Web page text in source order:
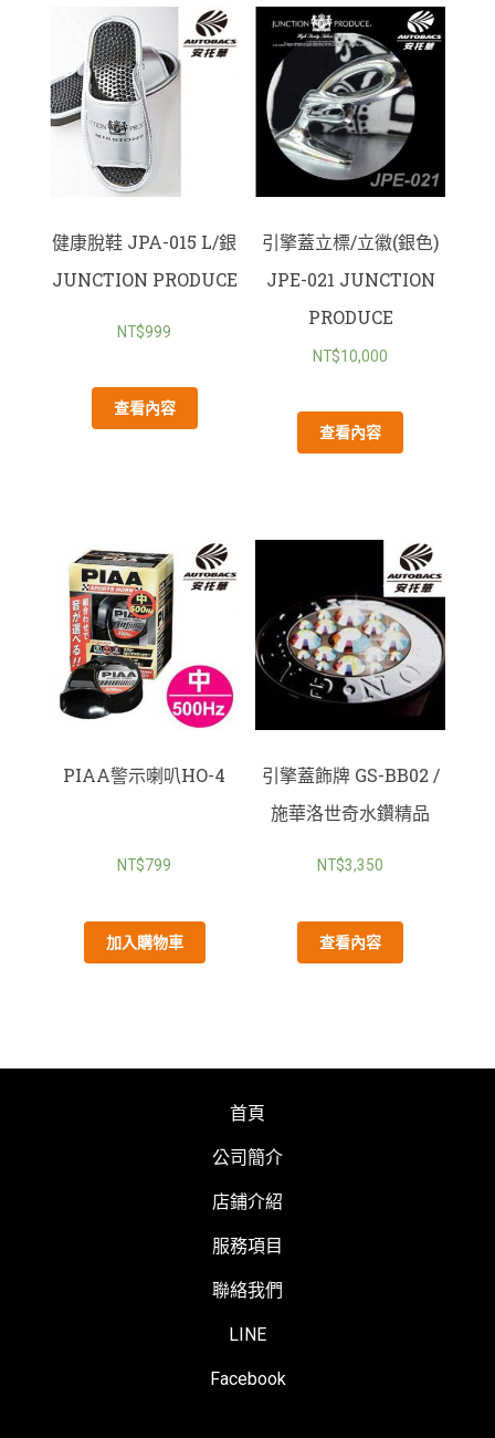
健康脫鞋 JPA-015 L/銀
JUNCTION PRODUCE
NT$999
查看內容
引擎蓋立標/立徽(銀色)
JPE-021 JUNCTION
PRODUCE
NT$10,000
查看內容
PIAA警示喇叭HO-4
NT$799
加入購物車
引擎蓋飾牌 GS-BB02 /
施華洛世奇水鑽精品
NT$3,350
查看內容
首頁
公司簡介
店鋪介紹
服務項目
聯絡我們
LINE
Facebook